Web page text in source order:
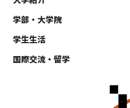
学部・大学院
学生生活
国際交流・留学